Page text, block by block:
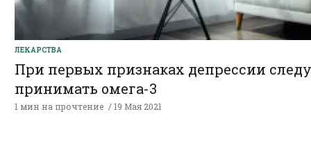
ЛЕКАРСТВА
При первых признаках депрессии
принимать омега-3
1 мин на прочтение 19 Мая 2021